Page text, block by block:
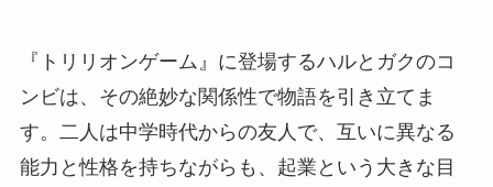
『トリリオンゲーム』に登場するハルとガクのコ
ンビは、その絶妙な関係性で物語を引き立てま
す。二人は中学時代からの友人で、互いに異なる
能力と性格を持ちながらも、起業という大きな目